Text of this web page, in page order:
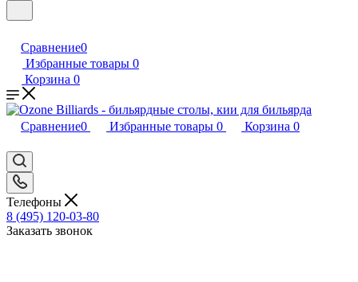
Сравнение0
Избранные товары 0
Корзина 0
Сравнение0 Избранные товары 0 Корзина 0
Телефоны
8 (495) 120-03-80
Заказать звонок